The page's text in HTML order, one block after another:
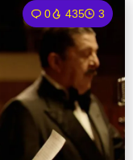
0 435 3